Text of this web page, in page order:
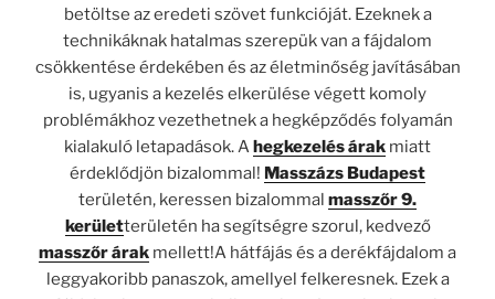
betöltse az eredeti szövet funkcióját. Ezeknek a
technikáknak hatalmas szerepük van a fájdalom
csökkentése érdekében és az életminőség javításában
is, ugyanis a kezelés elkerülése végett komoly
problémákhoz vezethetnek a hegképződés folyamán
kialakuló letapadások. Ahegkezelés árak miatt
érdeklődjön bizalommal! Masszázs Budapest
területén, keressen bizalommal masszőr 9.
kerületterületén ha segítségre szorul, kedvező
masszőr árak mellett!A hátfájás és a derékfájdalom a
leggyakoribb panaszok, amellyel felkeresnek. Ezek a